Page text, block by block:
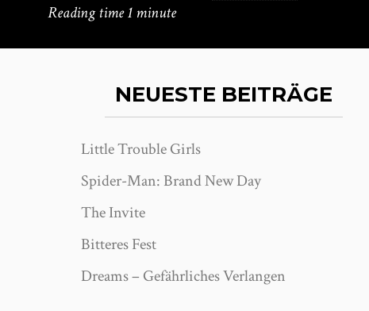
Reading time1 minute
NEUESTE BEITRÄGE
Little Trouble Girls
Spider-Man: Brand New Day
The Invite
Bitteres Fest
Dreams – Gefährliches Verlangen